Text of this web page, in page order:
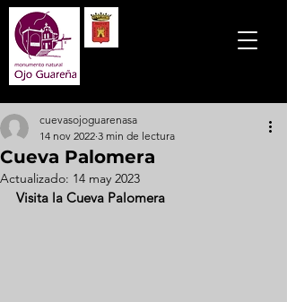
Cueva Palomera
cuevasojoguarenasa
14 nov 2022 3 min de lectura
Actualizado: 14 may 2023
Visita la Cueva Palomera